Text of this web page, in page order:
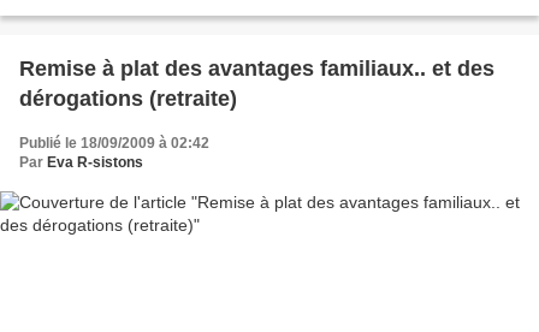
Remise à plat des avantages familiaux.. et des
dérogations (retraite)
Publié le 18/09/2009 à 02:42
Par Eva R-sistons